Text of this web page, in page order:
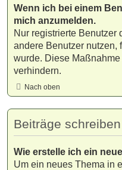
Wenn ich bei einem
mich anzumelden.
Nur registrierte Benutzer
andere Benutzer nutzen,
wurde. Diese
verhindern.
Nach oben
Beiträge schreiben
Wie erstelle ich ein
Um ein neues Thema in